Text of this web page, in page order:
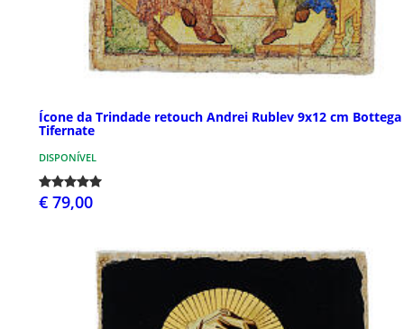
Ícone da Trindade retouch Andrei Rublev 9x12 cm Bottega
Tifernate
DISPONÍVEL
€ 79,00